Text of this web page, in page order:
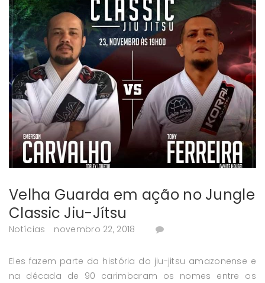
Velha Guarda em ação no Jungle
Classic Jiu-Jítsu
Notícias novembro 22, 2018
Eles fazem parte da história do jiu-jitsu amazonense e
na década de 90 carimbaram os nomes entre os